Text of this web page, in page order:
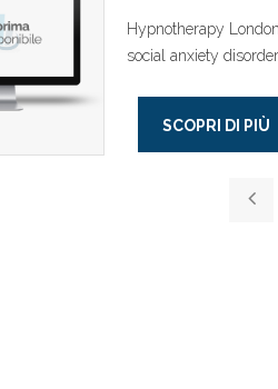
Hypnotherapy
social anxiety
SCOPRI DI PIÙ